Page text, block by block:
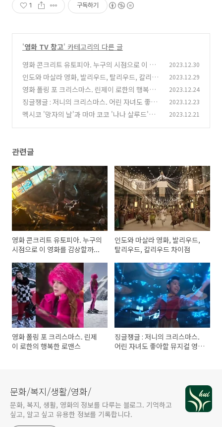
1 구독하기
'영화 TV 창고' 카테고리의 다른 글
영화 콘크리트 유토피아. 누구의 시점으로 이 영
화를 감상할까... (1)
2023.12.30
인도와 마살라 영화, 발리우드, 탈리우드, 칼리우
드 차이점
(0)
2023.12.29
영화 폴링 포 크리스마스. 린제이 로한의 행복한
로맨스
(0)
2023.12.24
징글쟁글 : 저니의 크리스마스. 어린 자녀도 좋아
할 뮤지컬 영화 추천!
(0)
2023.12.23
멕시코 '망자의 날'과 마마 코코 '나나 살루드'의
2023.12.21
관련글
영화 콘크리트 유토피아. 누구의
시점으로 이 영화를 감상할까...
인도와 마살라 영화, 발리우드,
탈리우드, 칼리우드 차이점
영화 폴링 포 크리스마스. 린제
이 로한의 행복한 로맨스
징글쟁글 : 저니의 크리스마스.
어린 자녀도 좋아할 뮤지컬 영화
문화/복지/생활/영화/
문화, 복지, 생활, 영화의 정보를 다루는 블로그. 기억하고
싶고, 알고 싶고 유용한 정보를 기록합니다.